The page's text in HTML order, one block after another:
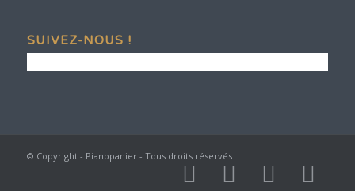
SUIVEZ-NOUS !
© Copyright - Pianopanier - Tous droits réservés